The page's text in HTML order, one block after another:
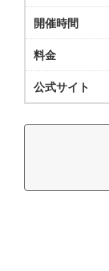
開催時間
料金
公式サイト